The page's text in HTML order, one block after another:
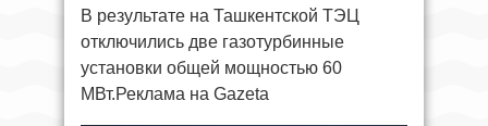
В результате на Ташкентской ТЭЦ
отключились две газотурбинные
установки общей мощностью 60
МВт.Реклама на Gazeta